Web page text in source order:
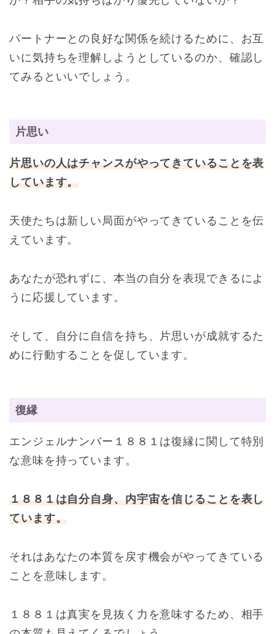
パートナーとの良好な関係を続けるために、お互
いに気持ちを理解しようとしているのか、確認し
てみるといいでしょう。
片思い
片思いの人はチャンスがやってきていることを表
しています。
天使たちは新しい局面がやってきていることを伝
えています。
あなたが恐れずに、本当の自分を表現できるによ
うに応援しています。
そして、自分に自信を持ち、片思いが成就するた
めに行動することを促しています。
復縁
エンジェルナンバー１８８１は復縁に関して特別
な意味を持っています。
１８８１は自分自身、内宇宙を信じることを表し
ています。
それはあなたの本質を戻す機会がやってきている
ことを意味します。
１８８１は真実を見抜く力を意味するため、相手